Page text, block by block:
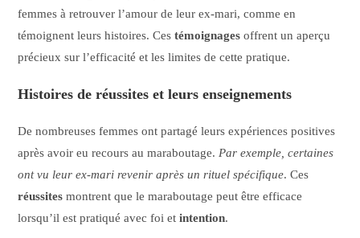
femmes à retrouver l’amour de leur ex-mari, comme en
témoignent leurs histoires. Cestémoignages offrent un aperçu
précieux sur l’efficacité et les limites de cette pratique.
Histoires de réussites et leurs enseignements
De nombreuses femmes ont partagé leurs expériences positives
après avoir eu recours au maraboutage. Par exemple, certaines
ont vu leur ex-mari revenir après un rituel spécifique. Ces
réussites montrent que le maraboutage peut être efficace
lorsqu’il est pratiqué avec foi etintention.